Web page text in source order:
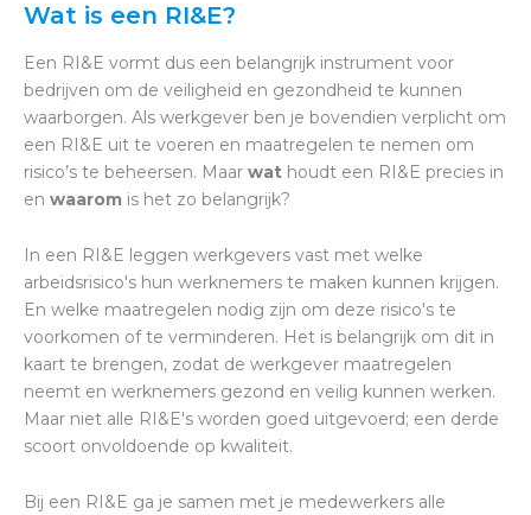
Wat is een RI&E?
Een RI&E vormt dus een belangrijk instrument voor
bedrijven om de veiligheid en gezondheid te kunnen
waarborgen. Als werkgever ben je bovendien verplicht om
een RI&E uit te voeren en maatregelen te nemen om
risico’s te beheersen. Maar wat houdt een RI&E precies in
en waarom is het zo belangrijk?
In een RI&E leggen werkgevers vast met welke
arbeidsrisico's hun werknemers te maken kunnen krijgen.
En welke maatregelen nodig zijn om deze risico's te
voorkomen of te verminderen. Het is belangrijk om dit in
kaart te brengen, zodat de werkgever maatregelen
neemt en werknemers gezond en veilig kunnen werken.
Maar niet alle RI&E's worden goed uitgevoerd; een derde
scoort onvoldoende op kwaliteit.
Bij een RI&E ga je samen met je medewerkers alle